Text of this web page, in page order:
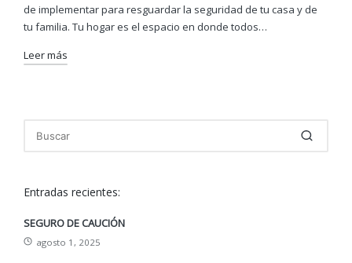
de implementar para resguardar la seguridad de tu casa y de
tu familia. Tu hogar es el espacio en donde todos…
Leer más
Entradas recientes:
SEGURO DE CAUCIÓN
agosto 1, 2025